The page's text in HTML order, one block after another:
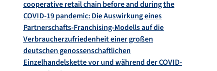
cooperative retail chain before and during the
COVID-19 pandemic: Die Auswirkung eines
Partnerschafts-Franchising-Modells auf die
Verbraucherzufriedenheit einer großen
deutschen genossenschaftlichen
Einzelhandelskette vor und während der COVID-